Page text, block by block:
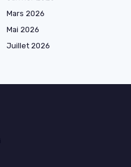
Mars 2026
Mai 2026
Juillet 2026